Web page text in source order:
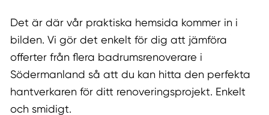
Det är där vår praktiska hemsida kommer in i
bilden. Vi gör det enkelt för dig att jämföra
offerter från flera badrumsrenoverare i
Södermanland så att du kan hitta den perfekta
hantverkaren för ditt renoveringsprojekt. Enkelt
och smidigt.